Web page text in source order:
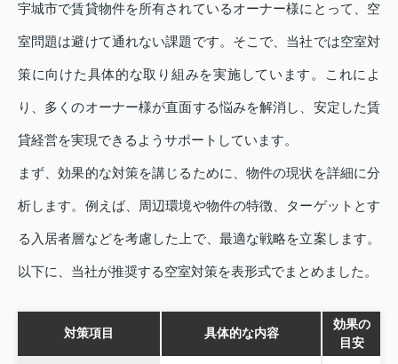
宇城市で賃貸物件を所有されているオーナー様にとって、空
室問題は避けて通れない課題です。そこで、当社では空室対
策に向けた具体的な取り組みを実施しています。これによ
り、多くのオーナー様が直面する悩みを解消し、安定した賃
貸経営を実現できるようサポートしています。
まず、効果的な対策を講じるために、物件の現状を詳細に分
析します。例えば、周辺環境や物件の特徴、ターゲットとす
る入居者層などを考慮した上で、最適な戦略を立案します。
以下に、当社が推奨する空室対策を表形式でまとめました。
対策項目 具体的な内容
効果の
目安